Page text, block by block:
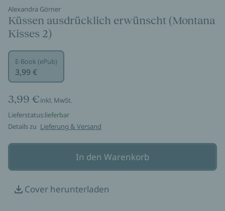
Alexandra Görner
Küssen ausdrücklich erwünscht (Montana
Kisses 2)
E-Book (ePub)
3,99 €
3,99 €inkl. MwSt.
Lieferstatus:lieferbar
Details zu Lieferung & Versand
In den Warenkorb
Cover herunterladen